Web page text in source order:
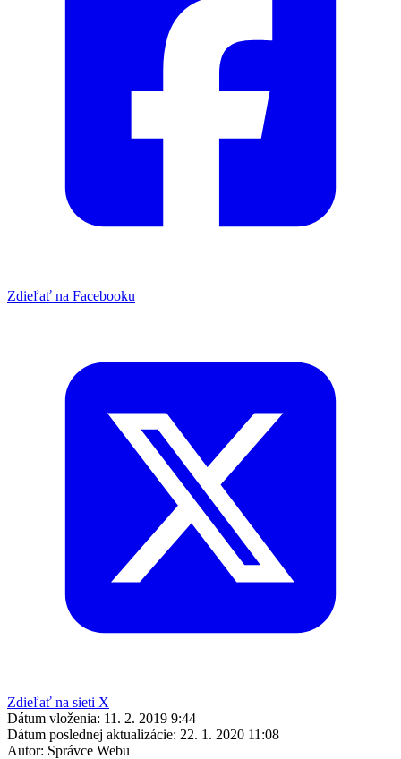
Zdieľať na Facebooku
Zdieľať na sieti X
Dátum vloženia: 11. 2. 2019 9:44
Dátum poslednej aktualizácie: 22. 1. 2020 11:08
Autor: Správce Webu